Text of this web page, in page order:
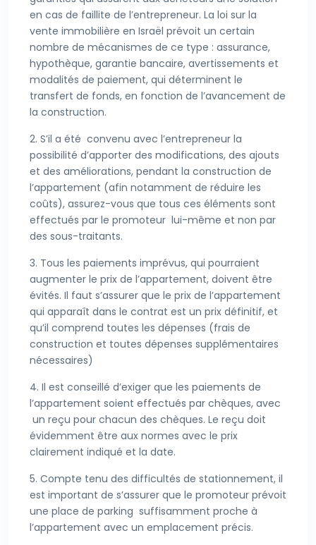
en cas de faillite de l’entrepreneur. La loi sur la
vente immobilière en Israël prévoit un certain
nombre de mécanismes de ce type : assurance,
hypothèque, garantie bancaire, avertissements et
modalités de paiement, qui déterminent le
transfert de fonds, en fonction de l’avancement de
la construction.
2. S’il a été convenu avec l’entrepreneur la
possibilité d’apporter des modifications, des ajouts
et des améliorations, pendant la construction de
l’appartement (afin notamment de réduire les
coûts), assurez-vous que tous ces éléments sont
effectués par le promoteur lui-même et non par
des sous-traitants.
3. Tous les paiements imprévus, qui pourraient
augmenter le prix de l’appartement, doivent être
évités. Il faut s’assurer que le prix de l’appartement
qui apparaît dans le contrat est un prix définitif, et
qu’il comprend toutes les dépenses (frais de
construction et toutes dépenses supplémentaires
nécessaires)
4. Il est conseillé d’exiger que les paiements de
l’appartement soient effectués par chèques, avec
un reçu pour chacun des chèques. Le reçu doit
évidemment être aux normes avec le prix
clairement indiqué et la date.
5. Compte tenu des difficultés de stationnement, il
est important de s’assurer que le promoteur prévoit
une place de parking suffisamment proche à
l’appartement avec un emplacement précis.